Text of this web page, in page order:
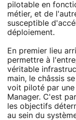
pilotable en
métier, et de
susceptible
déploiement.
En premier lieu
permettre à
véritable
main, le châssis
voit piloté par une
Manager. C'est
les objectifs
au sein du